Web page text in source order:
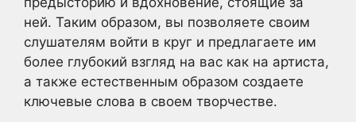
ней. Таким образом, вы позволяете своим
слушателям войти в круг и предлагаете им
более глубокий взгляд на вас как на артиста,
а также естественным образом создаете
ключевые слова в своем творчестве.